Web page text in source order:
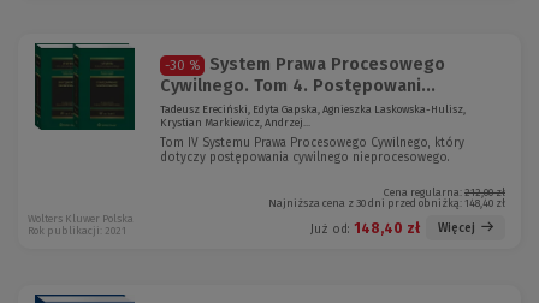
-30 %
System Prawa Procesowego
Cywilnego. Tom 4. Postępowani...
Tadeusz Ereciński, Edyta Gapska, Agnieszka Laskowska-Hulisz,
Krystian Markiewicz, Andrzej...
Tom IV Systemu Prawa Procesowego Cywilnego, który
dotyczy postępowania cywilnego nieprocesowego.
Cena regularna: 212,00 zł
Najniższa cena z 30 dni przed obniżką: 148,40 zł
Już od: 148,40 zł Więcej
Wolters Kluwer Polska
Rok publikacji: 2021